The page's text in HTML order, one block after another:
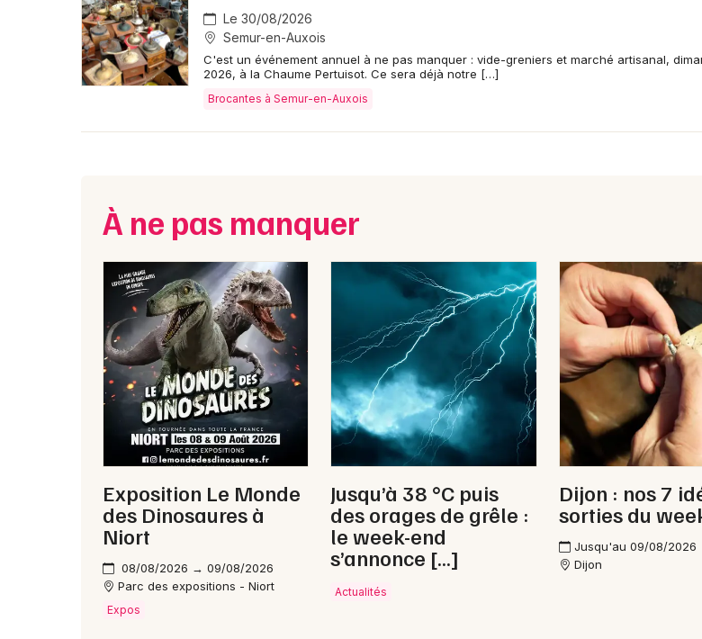
Magazine à Semur-en-Auxois
21 - Côte d'Or
Choisir mes départements
Mon email
Je m'abonne
Le 30/08/2026
Semur-en-Auxois
C'est un événement annuel à ne pas manquer : vide-greniers et marché artisanal,
2026, à la Chaume Pertuisot. Ce sera déjà notre […]
Brocantes à Semur-en-Auxois
À ne pas manquer
Exposition Le Monde
des Dinosaures à
Niort
08/08/2026 → 09/08/2026
Parc des expositions - Niort
Expos
Jusqu’à 38 °C puis
des orages de grêle :
le week-end
s’annonce […]
Actualités
Dijon : nos 7
sorties du
Jusqu'au 09/08/2026
Dijon